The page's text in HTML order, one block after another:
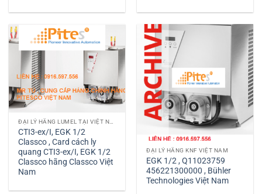
ĐẠI LÝ HÃNG LUMEL TẠI VIỆT NAM
CTI3-ex/I, EGK 1/2
Classco , Card cách ly
quang CTI3-ex/I, EGK 1/2
Classco hãng Classco Việt
Nam
ĐẠI LÝ HÃNG KNF VIỆT NAM
EGK 1/2 , Q11023759
456221300000 , Bühler
Technologies Việt Nam